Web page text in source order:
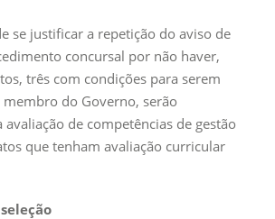
se justificar a repetição do aviso de
concursal por não haver,
três com condições para serem
do Governo, serão
avaliação de competências de gestão
que tenham avaliação curricular